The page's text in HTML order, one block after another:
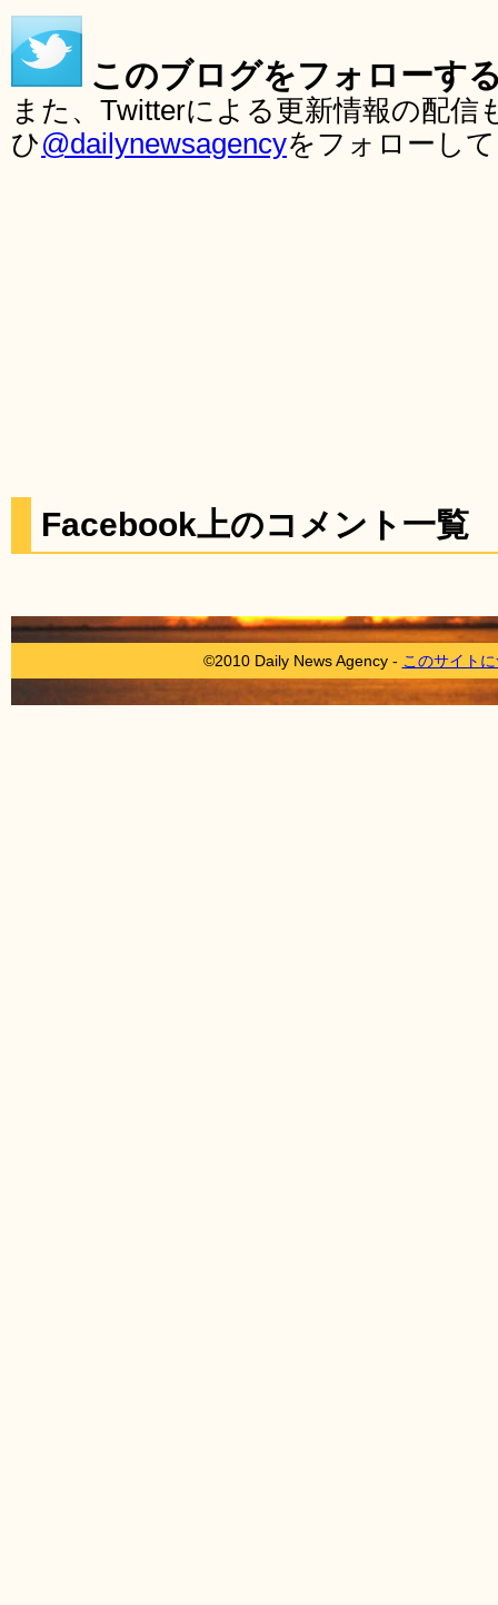
このブログをフォローす
また、Twitterによる更新情報の配
ひ@dailynewsagencyをフォローし
Facebook上のコメント一覧
©2010 Daily News Agency - このサイト